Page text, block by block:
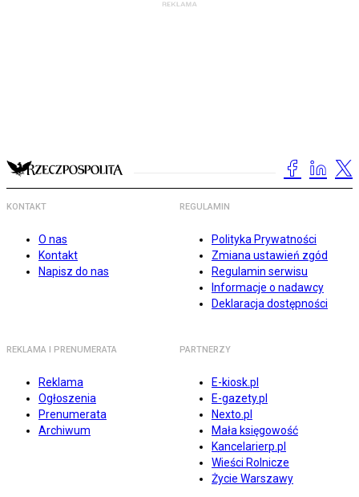
KONTAKT
O nas
Kontakt
Napisz do nas
REGULAMIN
Polityka Prywatności
Zmiana ustawień zgód
Regulamin serwisu
Informacje o nadawcy
Deklaracja dostępności
REKLAMA I PRENUMERATA
Reklama
Ogłoszenia
Prenumerata
Archiwum
PARTNERZY
E-kiosk.pl
E-gazety.pl
Nexto.pl
Mała księgowość
Kancelarierp.pl
Wieści Rolnicze
Życie Warszawy